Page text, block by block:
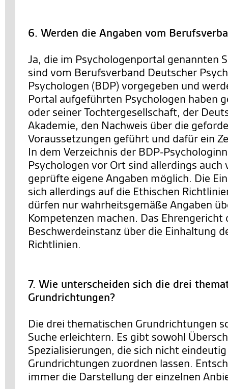
6. Werden die Angaben vom
Ja, die im Psychologenportal genannten
sind vom Berufsverband Deutscher
Psychologen (BDP) vorgegeben und
Portal aufgeführten Psychologen haben
oder seiner Tochtergesellschaft, der
Akademie, den Nachweis über die
Voraussetzungen geführt und dafür ein
In dem Verzeichnis der BDP-
Psychologen vor Ort sind allerdings auch
geprüfte eigene Angaben möglich. Die
sich allerdings auf die Ethischen
dürfen nur wahrheitsgemäße Angaben
Kompetenzen machen. Das Ehrengericht
Beschwerdeinstanz über die Einhaltung
Richtlinien.
7. Wie unterscheiden sich die drei
Grundrichtungen?
Die drei thematischen Grundrichtungen
Suche erleichtern. Es gibt sowohl
Spezialisierungen, die sich nicht
Grundrichtungen zuordnen lassen.
immer die Darstellung der einzelnen